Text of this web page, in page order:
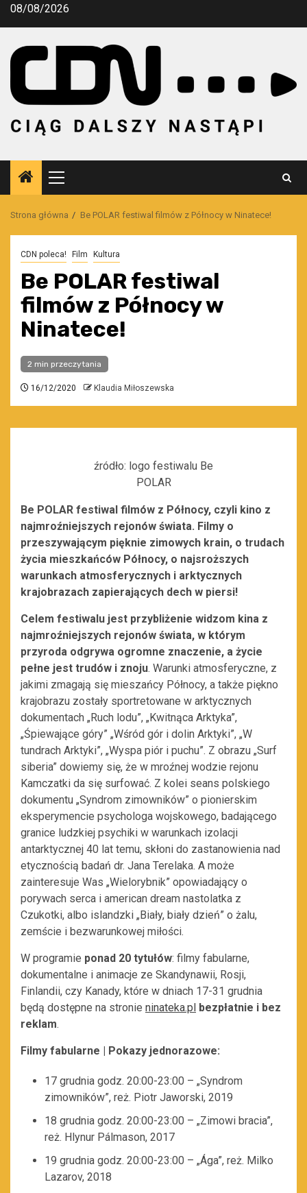
Przejdź
08/08/2026
Menu
główne
Strona główna Be POLAR festiwal filmów z Północy w Ninatece!
CDN poleca! Film Kultura
Be POLAR festiwal
filmów z Północy w
Ninatece!
2 min przeczytania
16/12/2020 Klaudia Miłoszewska
źródło: logo festiwalu Be
POLAR
Be POLAR festiwal filmów z Północy, czyli kino z
najmroźniejszych rejonów świata. Filmy o
przeszywającym pięknie zimowych krain, o trudach
życia mieszkańców Północy, o najsroższych
warunkach atmosferycznych i arktycznych
krajobrazach zapierających dech w piersi!
Celem festiwalu jest przybliżenie widzom kina z
najmroźniejszych rejonów świata, w którym
przyroda odgrywa ogromne znaczenie, a życie
pełne jest trudów i znoju. Warunki atmosferyczne, z
jakimi zmagają się mieszańcy Północy, a także piękno
krajobrazu zostały sportretowane w arktycznych
dokumentach „Ruch lodu”, „Kwitnąca Arktyka”,
„Śpiewające góry” „Wśród gór i dolin Arktyki”, „W
tundrach Arktyki”, „Wyspa piór i puchu”. Z obrazu „Surf
siberia” dowiemy się, że w mroźnej wodzie rejonu
Kamczatki da się surfować. Z kolei seans polskiego
dokumentu „Syndrom zimowników” o pionierskim
eksperymencie psychologa wojskowego, badającego
granice ludzkiej psychiki w warunkach izolacji
antarktycznej 40 lat temu, skłoni do zastanowienia nad
etycznością badań dr. Jana Terelaka. A może
zainteresuje Was „Wielorybnik” opowiadający o
porywach serca i american dream nastolatka z
Czukotki, albo islandzki „Biały, biały dzień” o żalu,
zemście i bezwarunkowej miłości.
W programie ponad 20 tytułów: filmy fabularne,
dokumentalne i animacje ze Skandynawii, Rosji,
Finlandii, czy Kanady, które w dniach 17-31 grudnia
będą dostępne na stronie ninateka.pl
bezpłatnie i bez
reklam.
Filmy fabularne | Pokazy jednorazowe:
17 grudnia godz. 20:00-23:00 – „Syndrom
zimowników”, reż. Piotr Jaworski, 2019
18 grudnia godz. 20:00-23:00 – „Zimowi bracia”,
reż. Hlynur Pálmason, 2017
19 grudnia godz. 20:00-23:00 – „Ága”, reż. Milko
Lazarov, 2018